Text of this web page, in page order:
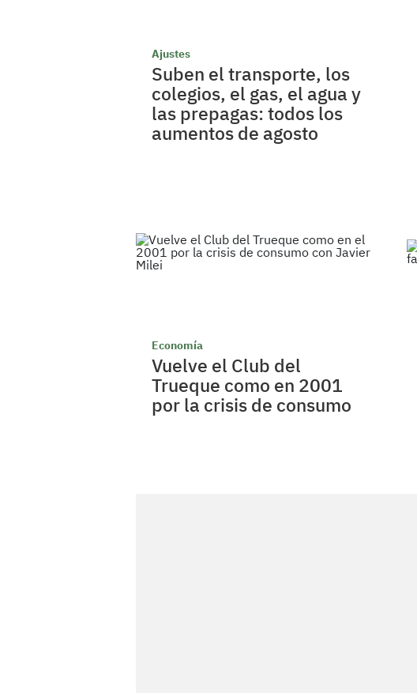
Ajustes
Suben el transporte, los
colegios, el gas, el agua y
las prepagas: todos los
aumentos de agosto
Economía
Vuelve el Club del
Trueque como en 2001
por la crisis de consumo